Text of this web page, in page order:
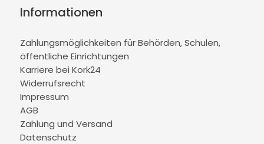
Informationen
Zahlungsmöglichkeiten für Behörden, Schulen,
öffentliche Einrichtungen
Karriere bei Kork24
Widerrufsrecht
Impressum
AGB
Zahlung und Versand
Datenschutz